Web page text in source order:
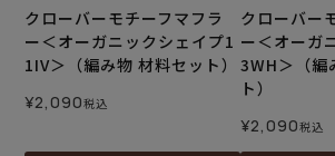
クローバーモチーフマフラ
ー＜オーガニックシェイプ1
1IV＞（編み物 材料セット）
¥2,090税込
クローバー
ー＜オーガ
3WH＞（編
ト）
¥2,090税込